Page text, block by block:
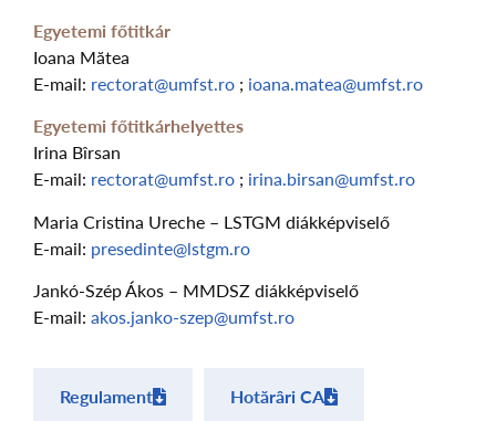
Egyetemi főtitkár
Ioana Mătea
E-mail: rectorat@umfst.ro ; ioana.matea@umfst.ro
Egyetemi főtitkárhelyettes
Irina Bîrsan
E-mail: rectorat@umfst.ro ; irina.birsan@umfst.ro
Maria Cristina Ureche – LSTGM diákképviselő
E-mail: presedinte@lstgm.ro
Jankó-Szép Ákos – MMDSZ diákképviselő
E-mail: akos.janko-szep@umfst.ro
Regulament Hotărâri CA